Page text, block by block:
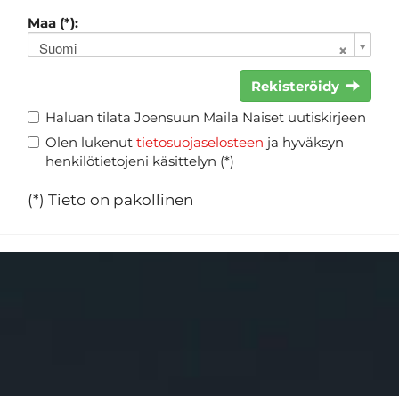
Maa (*):
Suomi
Rekisteröidy
Haluan tilata Joensuun Maila Naiset uutiskirjeen
Olen lukenut tietosuojaselosteen ja hyväksyn
henkilötietojeni käsittelyn (*)
(*) Tieto on pakollinen